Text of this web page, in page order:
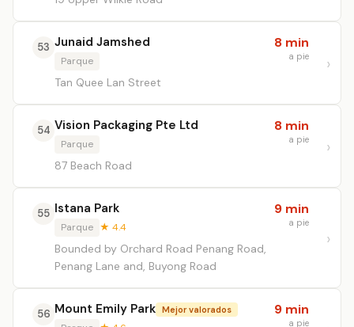
53 Junaid Jamshed
Parque
Tan Quee Lan Street
8 min
a pie
54 Vision Packaging Pte Ltd
Parque
87 Beach Road
8 min
a pie
55 Istana Park
Parque ★ 4.4
Bounded by Orchard Road Penang Road,
Penang Lane and, Buyong Road
9 min
a pie
56 Mount Emily Park Mejor valorados 9 min
a pie